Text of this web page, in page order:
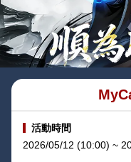
活動時間
2026/05/12 (10:00) ~